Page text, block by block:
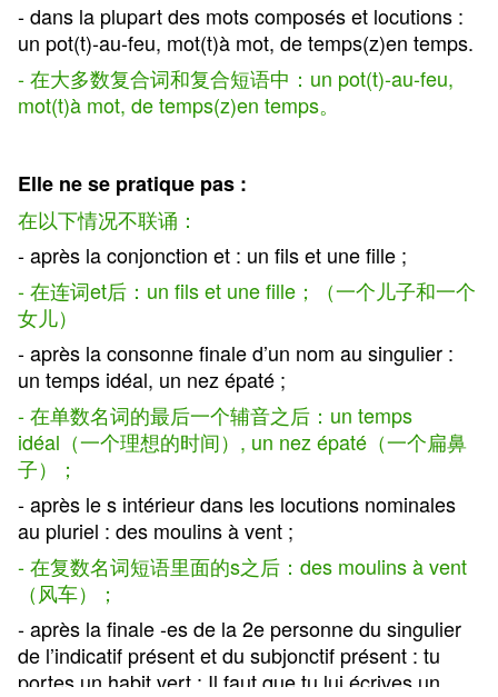
- dans la plupart des mots composés et locutions :
un pot(t)-au-feu, mot(t)à mot, de temps(z)en temps.
- 在大多数复合词和复合短语中：un pot(t)-au-feu,
mot(t)à mot, de temps(z)en temps。
Elle ne se pratique pas :
在以下情况不联诵：
- après la conjonction et : un fils et une fille ;
- 在连词et后：un fils et une fille；（一个儿子和一个
女儿）
- après la consonne finale d’un nom au singulier :
un temps idéal, un nez épaté ;
- 在单数名词的最后一个辅音之后：un temps
idéal（一个理想的时间）, un nez épaté（一个扁鼻
子）；
- après le s intérieur dans les locutions nominales
au pluriel : des moulins à vent ;
- 在复数名词短语里面的s之后：des moulins à vent
（风车）；
- après la finale -es de la 2e personne du singulier
de l’indicatif présent et du subjonctif présent : tu
portes un habit vert ; Il faut que tu lui écrives un